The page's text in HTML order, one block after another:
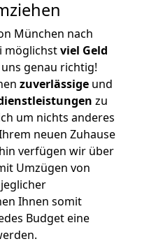
München nach
möglichstviel Geld
genau richtig!
zuverlässige und
zu
um nichts anderes
neuen Zuhause
verfügen wir über
Umzügen von
Ihnen somit
Budget eine